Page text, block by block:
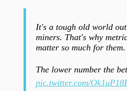
It's a tough old world
miners. That's why
matter so much for them.
The lower number the
pic.twitter.com/